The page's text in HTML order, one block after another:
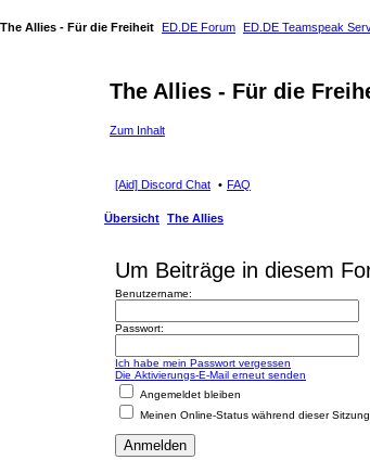
The Allies - Für die Freiheit ED.DE Forum ED.DE Teamspeak
The Allies - Für die
Zum Inhalt
[Aid] Discord Chat FAQ
Übersicht The Allies
Um Beiträge in diesem
Benutzername:
Passwort:
Ich habe mein Passwort vergessen
Die Aktivierungs-E-Mail erneut senden
Angemeldet bleiben
Meinen Online-Status während dieser